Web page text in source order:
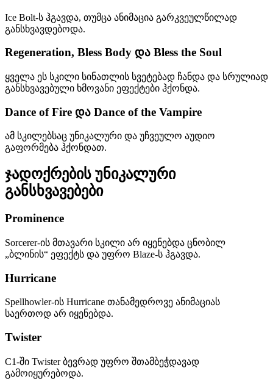
Ice Bolt-ს ჰგავდა, თუმცა ანიმაცია გარკვეულწილად
განსხვავდებოდა.
Regeneration, Bless Body და Bless the Soul
ყველა ეს სკილი სინათლის სვეტებად ჩანდა და სრულიად
განსხვავებული ხმოვანი ეფექტები ჰქონდა.
Dance of Fire და Dance of the Vampire
ამ სკილებსაც უნიკალური და უჩვეულო აუდიო
გაფორმება ჰქონდათ.
ჯადოქრების უნიკალური
განსხვავებები
Prominence
Sorcerer-ის მთავარი სკილი არ იყენებდა ცნობილ
„ბლინის“ ეფექტს და უფრო Blaze-ს ჰგავდა.
Hurricane
Spellhowler-ის Hurricane თანამედროვე ანიმაციას
საერთოდ არ იყენებდა.
Twister
C1-ში Twister ბევრად უფრო შთამბეჭდავად
გამოიყურებოდა.